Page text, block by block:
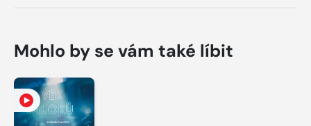
Mohlo by se vám také líbit